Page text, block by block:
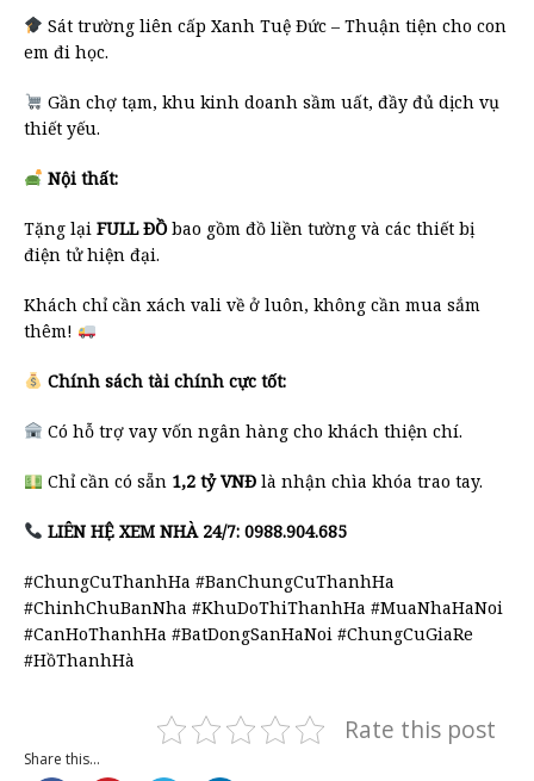
Sát trường liên cấp Xanh Tuệ Đức – Thuận tiện cho con
em đi học.
Gần chợ tạm, khu kinh doanh sầm uất, đầy đủ dịch vụ
thiết yếu.
Nội thất:
Tặng lại FULL ĐỒbao gồm đồ liền tường và các thiết bị
điện tử hiện đại.
Khách chỉ cần xách vali về ở luôn, không cần mua sắm
thêm!
Chính sách tài chính cực tốt:
Có hỗ trợ vay vốn ngân hàng cho khách thiện chí.
Chỉ cần có sẵn 1,2 tỷ VNĐlà nhận chìa khóa trao tay.
LIÊN HỆ XEM NHÀ 24/7: 0988.904.685
#ChungCuThanhHa #BanChungCuThanhHa
#ChinhChuBanNha #KhuDoThiThanhHa #MuaNhaHaNoi
#CanHoThanhHa #BatDongSanHaNoi #ChungCuGiaRe
#HồThanhHà
Rate this post
Share this...